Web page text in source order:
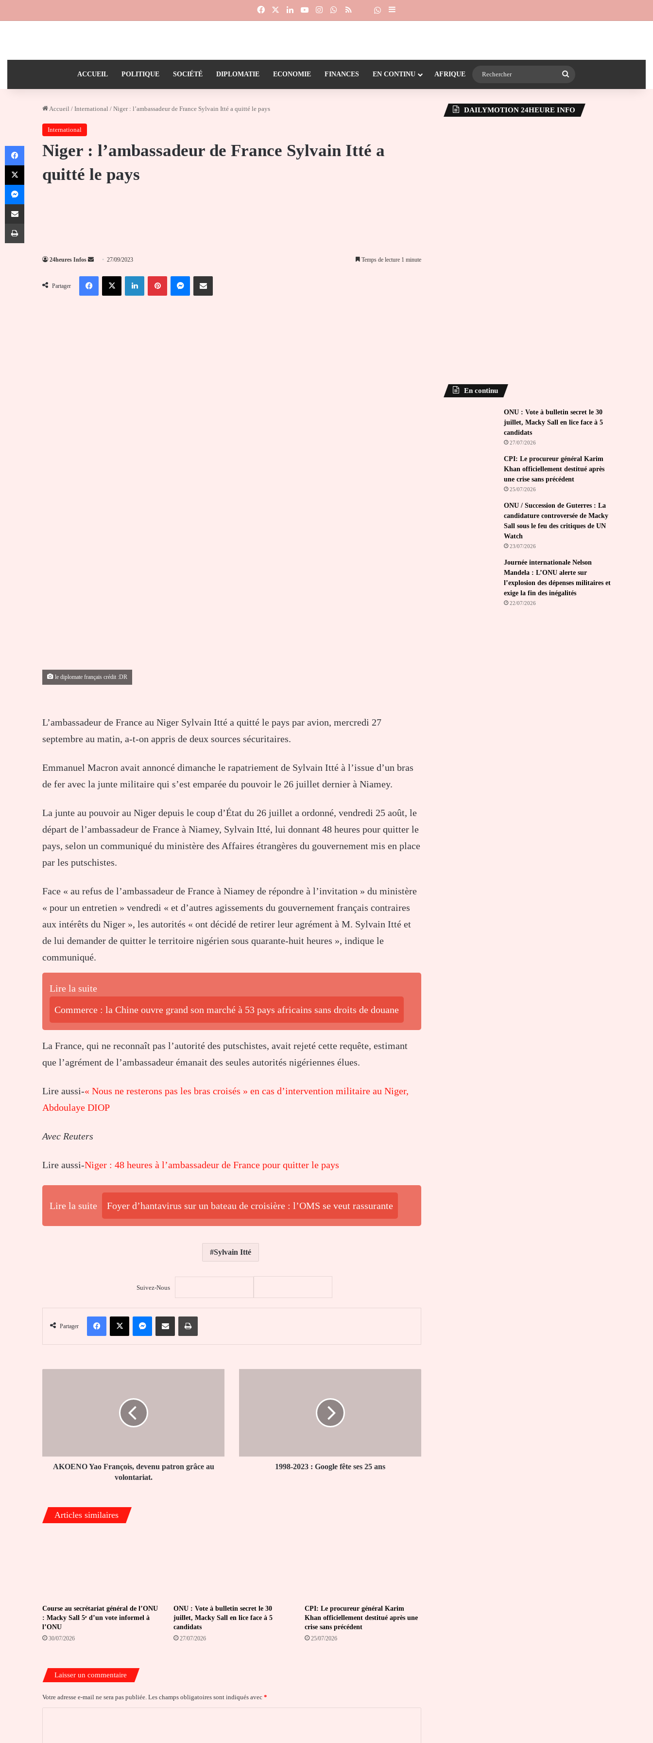
FacebookLinkedinYouTubeInstagramWhatsApp
RSS Dailymotion
Suivre la chaîne 24heureinfo sur WhatsApp
Sidebar (barre latérale)
ACCUEIL POLITIQUE SOCIÉTÉ DIPLOMATIE ECONOMIE FINANCES EN CONTINU AFRIQUE
Accueil / International / Niger : l’ambassadeur de France Sylvain Itté a quitté le pays
International
Niger : l’ambassadeur de France Sylvain Itté a
quitté le pays
24heures Infos
Envoyer
courriel
27/09/2023 Temps de lecture 1 minute
Partager
FacebookX LinkedinPinterestMessengerPartager par email
le diplomate français crédit :DR
L’ambassadeur de France au Niger Sylvain Itté a quitté le pays par avion, mercredi 27
septembre au matin, a-t-on appris de deux sources sécuritaires.
Emmanuel Macron avait annoncé dimanche le rapatriement de Sylvain Itté à l’issue d’un bras
de fer avec la junte militaire qui s’est emparée du pouvoir le 26 juillet dernier à Niamey.
La junte au pouvoir au Niger depuis le coup d’État du 26 juillet a ordonné, vendredi 25 août, le
départ de l’ambassadeur de France à Niamey, Sylvain Itté, lui donnant 48 heures pour quitter le
pays, selon un communiqué du ministère des Affaires étrangères du gouvernement mis en place
par les putschistes.
Face « au refus de l’ambassadeur de France à Niamey de répondre à l’invitation » du ministère
« pour un entretien » vendredi « et d’autres agissements du gouvernement français contraires
aux intérêts du Niger », les autorités « ont décidé de retirer leur agrément à M. Sylvain Itté et
de lui demander de quitter le territoire nigérien sous quarante-huit heures », indique le
communiqué.
Lire la suite
Commerce : la Chine ouvre grand son marché à 53 pays africains sans droits de douane
La France, qui ne reconnaît pas l’autorité des putschistes, avait rejeté cette requête, estimant
que l’agrément de l’ambassadeur émanait des seules autorités nigériennes élues.
Lire aussi-« Nous ne resterons pas les bras croisés » en cas d’intervention militaire au Niger,
Abdoulaye DIOP
Avec Reuters
Lire aussi-Niger : 48 heures à l’ambassadeur de France pour quitter le pays
Lire la suite Foyer d’hantavirus sur un bateau de croisière : l’OMS se veut rassurante
Sylvain Itté
Suivez-Nous
Partager
FacebookX MessengerPartager par email Imprimer
AKOENO Yao François, devenu patron grâce au
volontariat.
1998-2023 : Google fête ses 25 ans
Articles similaires
Course au secrétariat général de l’ONU
: Macky Sall 5ᵉ d’un vote informel à
l’ONU
30/07/2026
ONU : Vote à bulletin secret le 30
juillet, Macky Sall en lice face à 5
candidats
27/07/2026
CPI: Le procureur général Karim
Khan officiellement destitué après une
crise sans précédent
25/07/2026
Laisser un commentaire
Votre adresse e-mail ne sera pas publiée. Les champs obligatoires sont indiqués avec *
DAILYMOTION 24HEURE INFO
En continu
ONU : Vote à bulletin secret le 30
juillet, Macky Sall en lice face à 5
candidats
27/07/2026
CPI: Le procureur général Karim
Khan officiellement destitué après
une crise sans précédent
25/07/2026
ONU / Succession de Guterres : La
candidature controversée de Macky
Sall sous le feu des critiques de UN
Watch
23/07/2026
Journée internationale Nelson
Mandela : L’ONU alerte sur
l’explosion des dépenses militaires et
exige la fin des inégalités
22/07/2026
Facebook
X
Messenger
Partager par email